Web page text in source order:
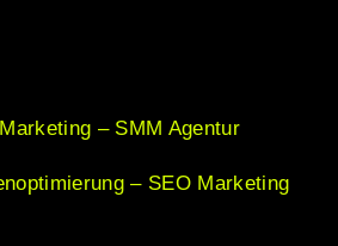
– SMM Agentur
– SEO Marketing